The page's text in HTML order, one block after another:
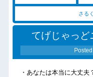
さる
てげじゃっど
・あなたは本当に大丈夫